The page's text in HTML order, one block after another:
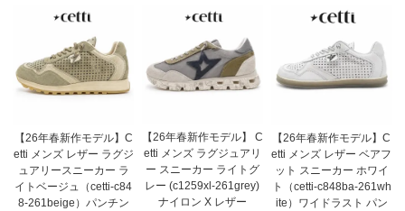
【26年春新作モデル】C
etti メンズ レザー ラグジ
ュアリースニーカー ラ
イトベージュ（cetti-c84
8-261beige）パンチン
【26年春新作モデル】 C
etti メンズ ラグジュアリ
ー スニーカー ライトグ
レー (c1259xl-261grey)
ナイロン X レザー
【26年春新作モデル】C
etti メンズ レザー ベアフ
ット スニーカー ホワイ
ト（cetti-c848ba-261wh
ite）ワイドラスト パン